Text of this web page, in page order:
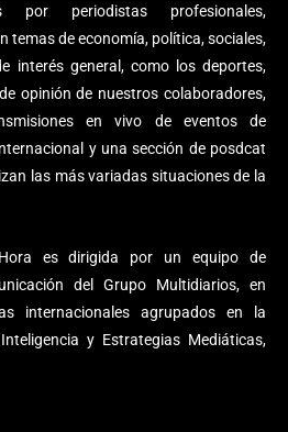
por periodistas profesionales,
temas de economía, política, sociales,
interés general, como los deportes,
opinión de nuestros colaboradores,
en vivo de eventos de
y una sección de posdcat
las más variadas situaciones de la
es dirigida por un equipo de
del Grupo Multidiarios, en
internacionales agrupados en la
y Estrategias Mediáticas,